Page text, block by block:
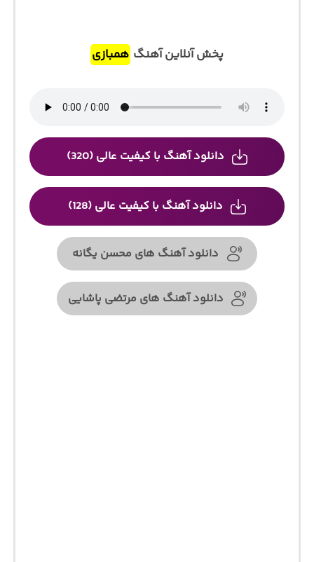
پخش آنلاین آهنگ همبازی
دانلود آهنگ با کیفیت عالی (320)
دانلود آهنگ با کیفیت عالی (128)
دانلود آهنگ های محسن یگانه
دانلود آهنگ های مرتضی پاشایی